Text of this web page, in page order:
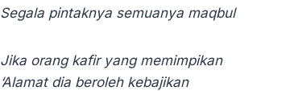
Segala pintaknya semuanya maqbul
Jika orang kafir yang memimpikan
‘Alamat dia beroleh kebajikan